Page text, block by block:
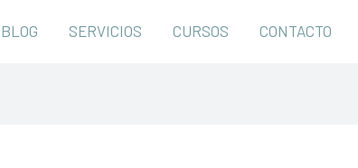
BLOG SERVICIOS CURSOS CONTACTO